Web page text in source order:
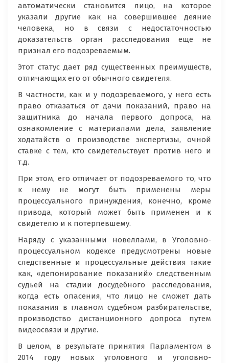
автоматически становится лицо, на которое
указали другие как на совершившее деяние
человека, но в связи с недостаточностью
доказательств орган расследования еще не
признал его подозреваемым.
Этот статус дает ряд существенных преимуществ,
отличающих его от обычного свидетеля.
В частности, как и у подозреваемого, у него есть
право отказаться от дачи показаний, право на
защитника до начала первого допроса, на
ознакомление с материалами дела, заявление
ходатайств о производстве экспертизы, очной
ставке с тем, кто свидетельствует против него и
т.д.
При этом, его отличает от подозреваемого то, что
к нему не могут быть применены меры
процессуального принуждения, конечно, кроме
привода, который может быть применен и к
свидетелю и к потерпевшему.
Наряду с указанными новеллами, в Уголовно-
процессуальном кодексе предусмотрены новые
следственные и процессуальные действия такие
как, «депонирование показаний» следственным
судьей на стадии досудебного расследования,
когда есть опасения, что лицо не сможет дать
показания в главном судебном разбирательстве,
производство дистанционного допроса путем
видеосвязи и другие.
В целом, в результате принятия Парламентом в
2014 году новых уголовного и уголовно-